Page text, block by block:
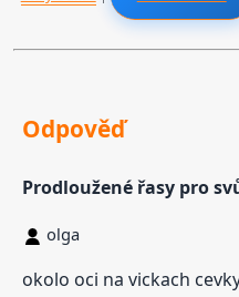
Odpověď
Prodloužené řasy pro
olga
okolo oci na vickach